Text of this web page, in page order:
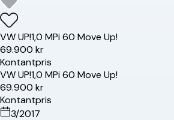
VWUP!1,0 MPi 60 Move Up!
69.900 kr
Kontantpris
VWUP!1,0 MPi 60 Move Up!
69.900 kr
Kontantpris
3/2017